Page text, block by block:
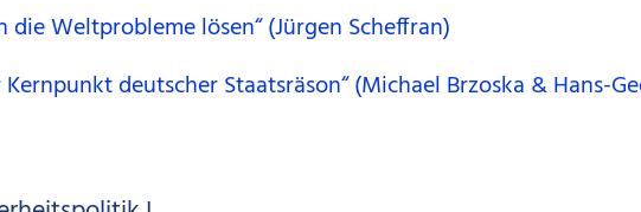
die Weltprobleme lösen“ (Jürgen Scheffran)
deutscher Staatsräson“ (Michael Brzoska & Hans-